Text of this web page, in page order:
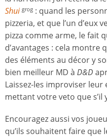
Shui grog : quand les
pizzeria, et que l’un d’eux
pizza comme arme, le fait
d’avantages : cela
des éléments au décor y
bien meilleur MD à D&D
Laissez-les improviser
mettant votre veto que s’il
Encouragez aussi vos
qu’ils souhaitent faire que